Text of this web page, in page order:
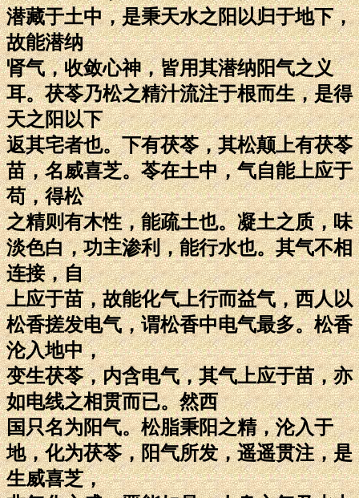
潜藏于土中，是秉天水之阳以归于地下，
故能潜纳
肾气，收敛心神，皆用其潜纳阳气之义
耳。茯苓乃松之精汁流注于根而生，是得
天之阳以下
返其宅者也。下有茯苓，其松颠上有茯苓
苗，名威喜芝。苓在土中，气自能上应于
苟，得松
之精则有木性，能疏土也。凝土之质，味
淡色白，功主渗利，能行水也。其气不相
连接，自
上应于苗，故能化气上行而益气，西人以
松香搓发电气，谓松香中电气最多。松香
沦入地中，
变生茯苓，内含电气，其气上应于苗，亦
如电线之相贯而已。然西
国只名为阳气。松脂秉阳之精，沦入于
地，化为茯苓，阳气所发，遥遥贯注，是
生威喜芝，